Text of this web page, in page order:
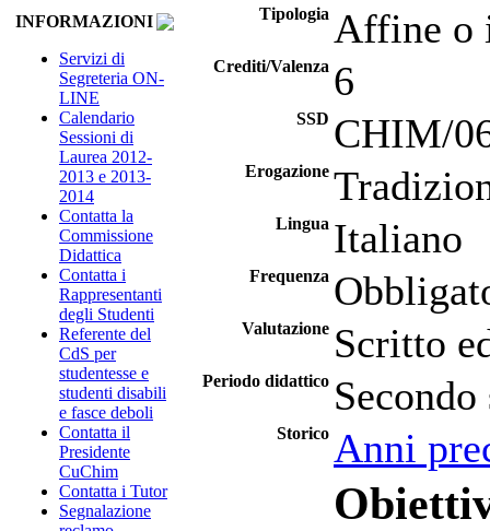
INFORMAZIONI
Servizi di
Segreteria ON-
LINE
Calendario
Sessioni di
Laurea 2012-
2013 e 2013-
2014
Contatta la
Commissione
Didattica
Contatta i
Rappresentanti
degli Studenti
Referente del
CdS per
studentesse e
studenti disabili
e fasce deboli
Contatta il
Presidente
CuChim
Contatta i Tutor
Segnalazione
Tipologia Affine o
Crediti/Valenza 6
SSD CHIM/
Erogazione
Lingua Italiano
Frequenza
Valutazione Scritto
Periodo didattico Secondo
Storico Anni